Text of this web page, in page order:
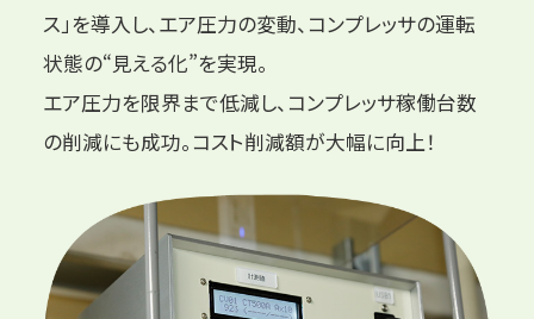
ス」を導入し、エア圧力の変動、コンプレッサの運転
状態の“見える化”を実現。
エア圧力を限界まで低減し、コンプレッサ稼働台数
の削減にも成功。 コスト削減額が大幅に向上！